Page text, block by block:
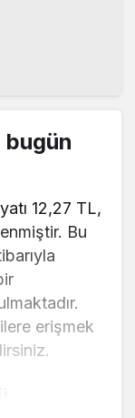
bugün
12,27 TL,
Bu
erişmek